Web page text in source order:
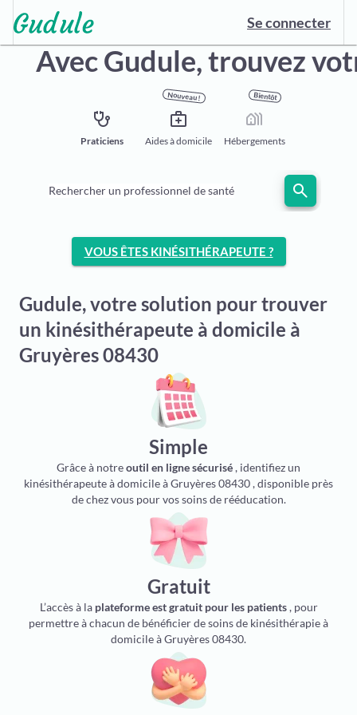
Se connecter
Avec Gudule,trouvez
stethoscope
Praticiens
Nouveau !
medical_services
Aides à domicile
Bientôt
holiday_village
Hébergements
Rechercher un professionnel de santé search
VOUS ÊTES KINÉSITHÉRAPEUTE ?
Gudule, votre solution pour trouver
un kinésithérapeute à domicile à
Gruyères 08430
Simple
Grâce à notreoutil en ligne sécurisé, identifiez un
kinésithérapeute à domicile à Gruyères 08430 , disponible près
de chez vous pour vos soins de rééducation.
Gratuit
L’accès à la plateforme est gratuit pour les patients, pour
permettre à chacun de bénéficier de soins de kinésithérapie à
domicile à Gruyères 08430.